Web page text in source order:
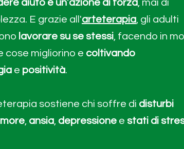
aiuto è un’azione di forza, mai di
E grazie all'arteterapia, gli adulti
lavorare su se stessi, facendo in
cose migliorino e coltivando
e positività.
sostiene chi soffre di disturbi
, ansia, depressione e stati di